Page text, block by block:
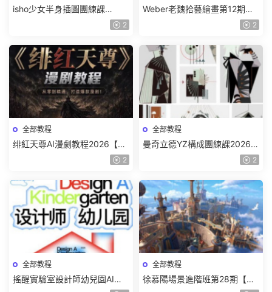
isho少女半身插圖團練課
2026【畫質高清隻有視頻】 2
Weber老魏拾藝繪畫第12期角
色特訓班【畫質不錯隻有視
2
全部教程
绯紅天尊AI漫劇教程2026【畫
2
全部教程
曼奇立德YZ構成團練課2026年
8月已結課【畫質高清有課件】
2
全部教程
搖醒實驗室設計師幼兒園AI軟
全部教程
徐慕陽場景進階班第28期【畫